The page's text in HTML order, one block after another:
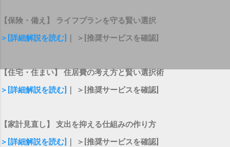
【保険・備え】 ライフプランを守る賢い選択
＞[詳細解説を読む]
｜ ＞[推奨サービスを確認]
【住宅・住まい】 住居費の考え方と賢い選択術
＞[詳細解説を読む]
｜ ＞[推奨サービスを確認]
【家計見直し】 支出を抑える仕組みの作り方
＞[詳細解説を読む]
｜ ＞[推奨サービスを確認]